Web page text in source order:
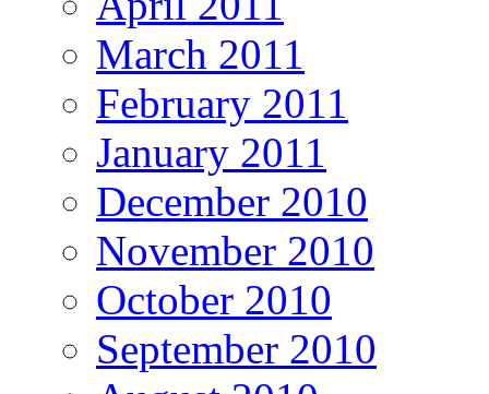
March 2011
February 2011
January 2011
December 2010
November 2010
October 2010
September 2010